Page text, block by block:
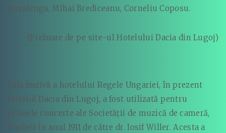
Buşulenga, Mihai Brediceanu, Corneliu Coposu.
(Preluare de pe site-ul Hotelului Dacia din Lugoj)
Sala festivă a hotelului Regele Ungariei, în prezent
Hotelul Dacia din Lugoj, a fost utilizată pentru
primele concerte ale Societății de muzică de cameră,
fondată în anul 1911 de către dr. Iosif Willer. Acesta a